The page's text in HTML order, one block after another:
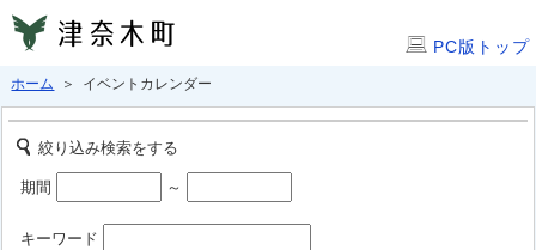
PC版トップ
ホーム ＞ イベントカレンダー
絞り込み検索をする
期間 ～
キーワード